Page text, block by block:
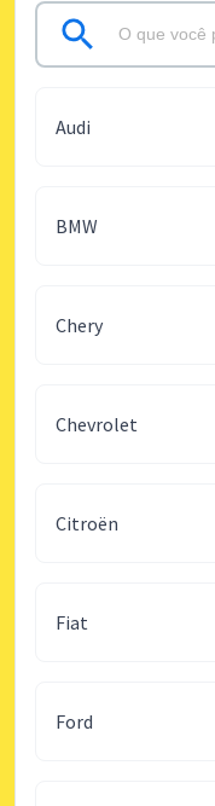
Audi
BMW
Chery
Chevrolet
Citroën
Fiat
Ford